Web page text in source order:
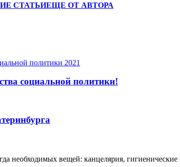
СТАТЬИЕЩЕ ОТ АВТОРА
социальной политики!
необходимых вещей: канцелярия,